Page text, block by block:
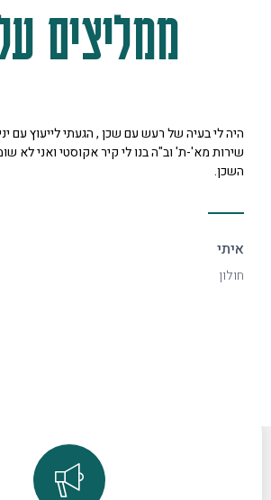
ממליצים
קיבלנו שרות מצוין, הסברים ותשובות לכל
נחמדה מאוד בשם קרן היא המליצה לנו על